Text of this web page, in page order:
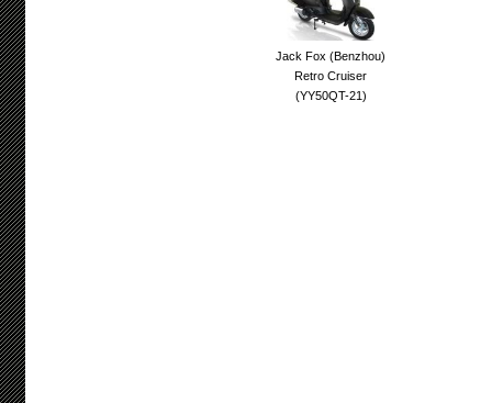
Jack Fox (Benzhou)
Retro Cruiser
(YY50QT-21)